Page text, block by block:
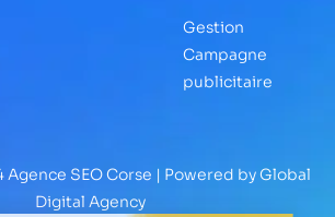
Gestion
Campagne
publicitaire
SEO Corse | Powered by Global
Digital Agency